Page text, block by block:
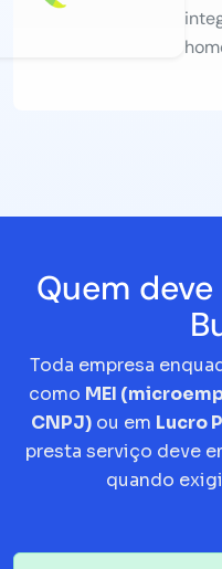
Quem
Toda empresa
como MEI
CNPJ)ou em Lucro
presta serviço deve
quando